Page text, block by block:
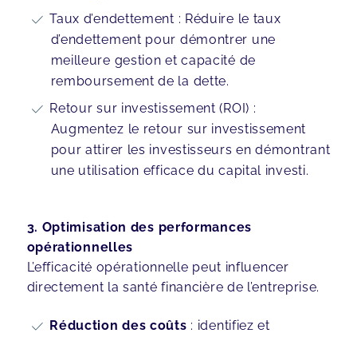
Taux d’endettement : Réduire le taux
d’endettement pour démontrer une
meilleure gestion et capacité de
remboursement de la dette.
Retour sur investissement (ROI) :
Augmentez le retour sur investissement
pour attirer les investisseurs en démontrant
une utilisation efficace du capital investi.
3. Optimisation des performances
opérationnelles
L’efficacité opérationnelle peut influencer
directement la santé financière de l’entreprise.
Réduction des coûts : identifiez et